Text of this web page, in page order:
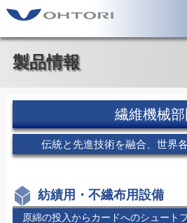
製品情報
繊維機械部
伝統と先進技術を融合、世界
紡績用・不繊布用設備
原綿の投入からカードへのシュート